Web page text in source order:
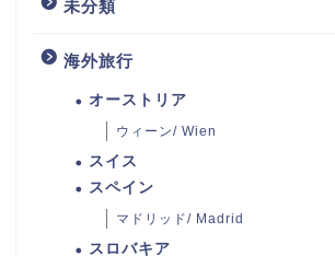
未分類
海外旅行
オーストリア
ウィーン/ Wien
スイス
スペイン
マドリッド/ Madrid
スロバキア